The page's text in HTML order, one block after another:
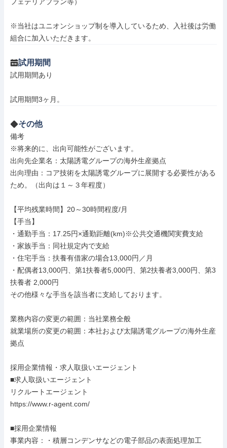
※当社はユニオンショップ制を導入しているため、入社後は労働
組合に加入いただきます。
試用期間
試用期間あり
試用期間3ヶ月。
その他
備考
※将来的に、出向可能性がございます。
出向先企業名：太陽誘電グループの海外生産拠点
出向理由：コア技術を太陽誘電グループに展開する必要性がある
ため。（出向は１～３年程度）
【平均残業時間】20～30時間程度/月
【手当】
・通勤手当：17.25円×通勤距離(km)※公共交通機関実費支給
・家族手当：同社規定内で支給
・住宅手当：扶養有借家の場合13,000円／月
・配偶者13,000円、第1扶養者5,000円、第2扶養者3,000円、第3
扶養者 2,000円
その他様々な手当を該当者に支給しております。
業務内容の変更の範囲：当社業務全般
就業場所の変更の範囲：本社および太陽誘電グループの海外生産
拠点
採用企業情報・求人取扱いエージェント
■求人取扱いエージェント
リクルートエージェント
https://www.r-agent.com/
■採用企業情報
事業内容：・積層コンデンサなどの電子部品の表面処理加工